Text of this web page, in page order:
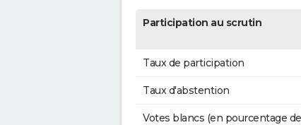
Participation au scrutin
Taux de participation
Taux d'abstention
Votes blancs (en pourcentage